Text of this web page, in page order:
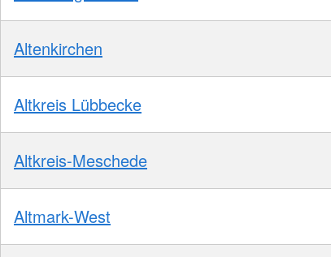
Altenkirchen
Altkreis Lübbecke
Altkreis-Meschede
Altmark-West